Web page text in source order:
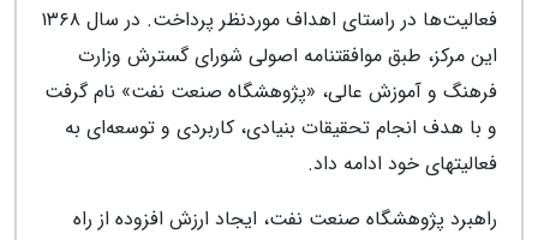
فعالیت‌‏ها در راستای اهداف موردنظر پرداخت. در سال ۱۳۶۸
این مرکز، طبق موافقت‏نامه اصولی شورای گسترش وزارت
فرهنگ و آموزش عالی، «پژوهشگاه صنعت نفت» نام گرفت
و با هدف انجام تحقیقات بنیادی، کاربردی و توسعه‌‏ای به
فعالیت‎‏های خود ادامه داد.
راهبرد پژوهشگاه صنعت نفت، ایجاد ارزش افزوده از راه